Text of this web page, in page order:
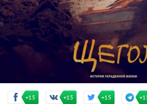
+15 +15 +15